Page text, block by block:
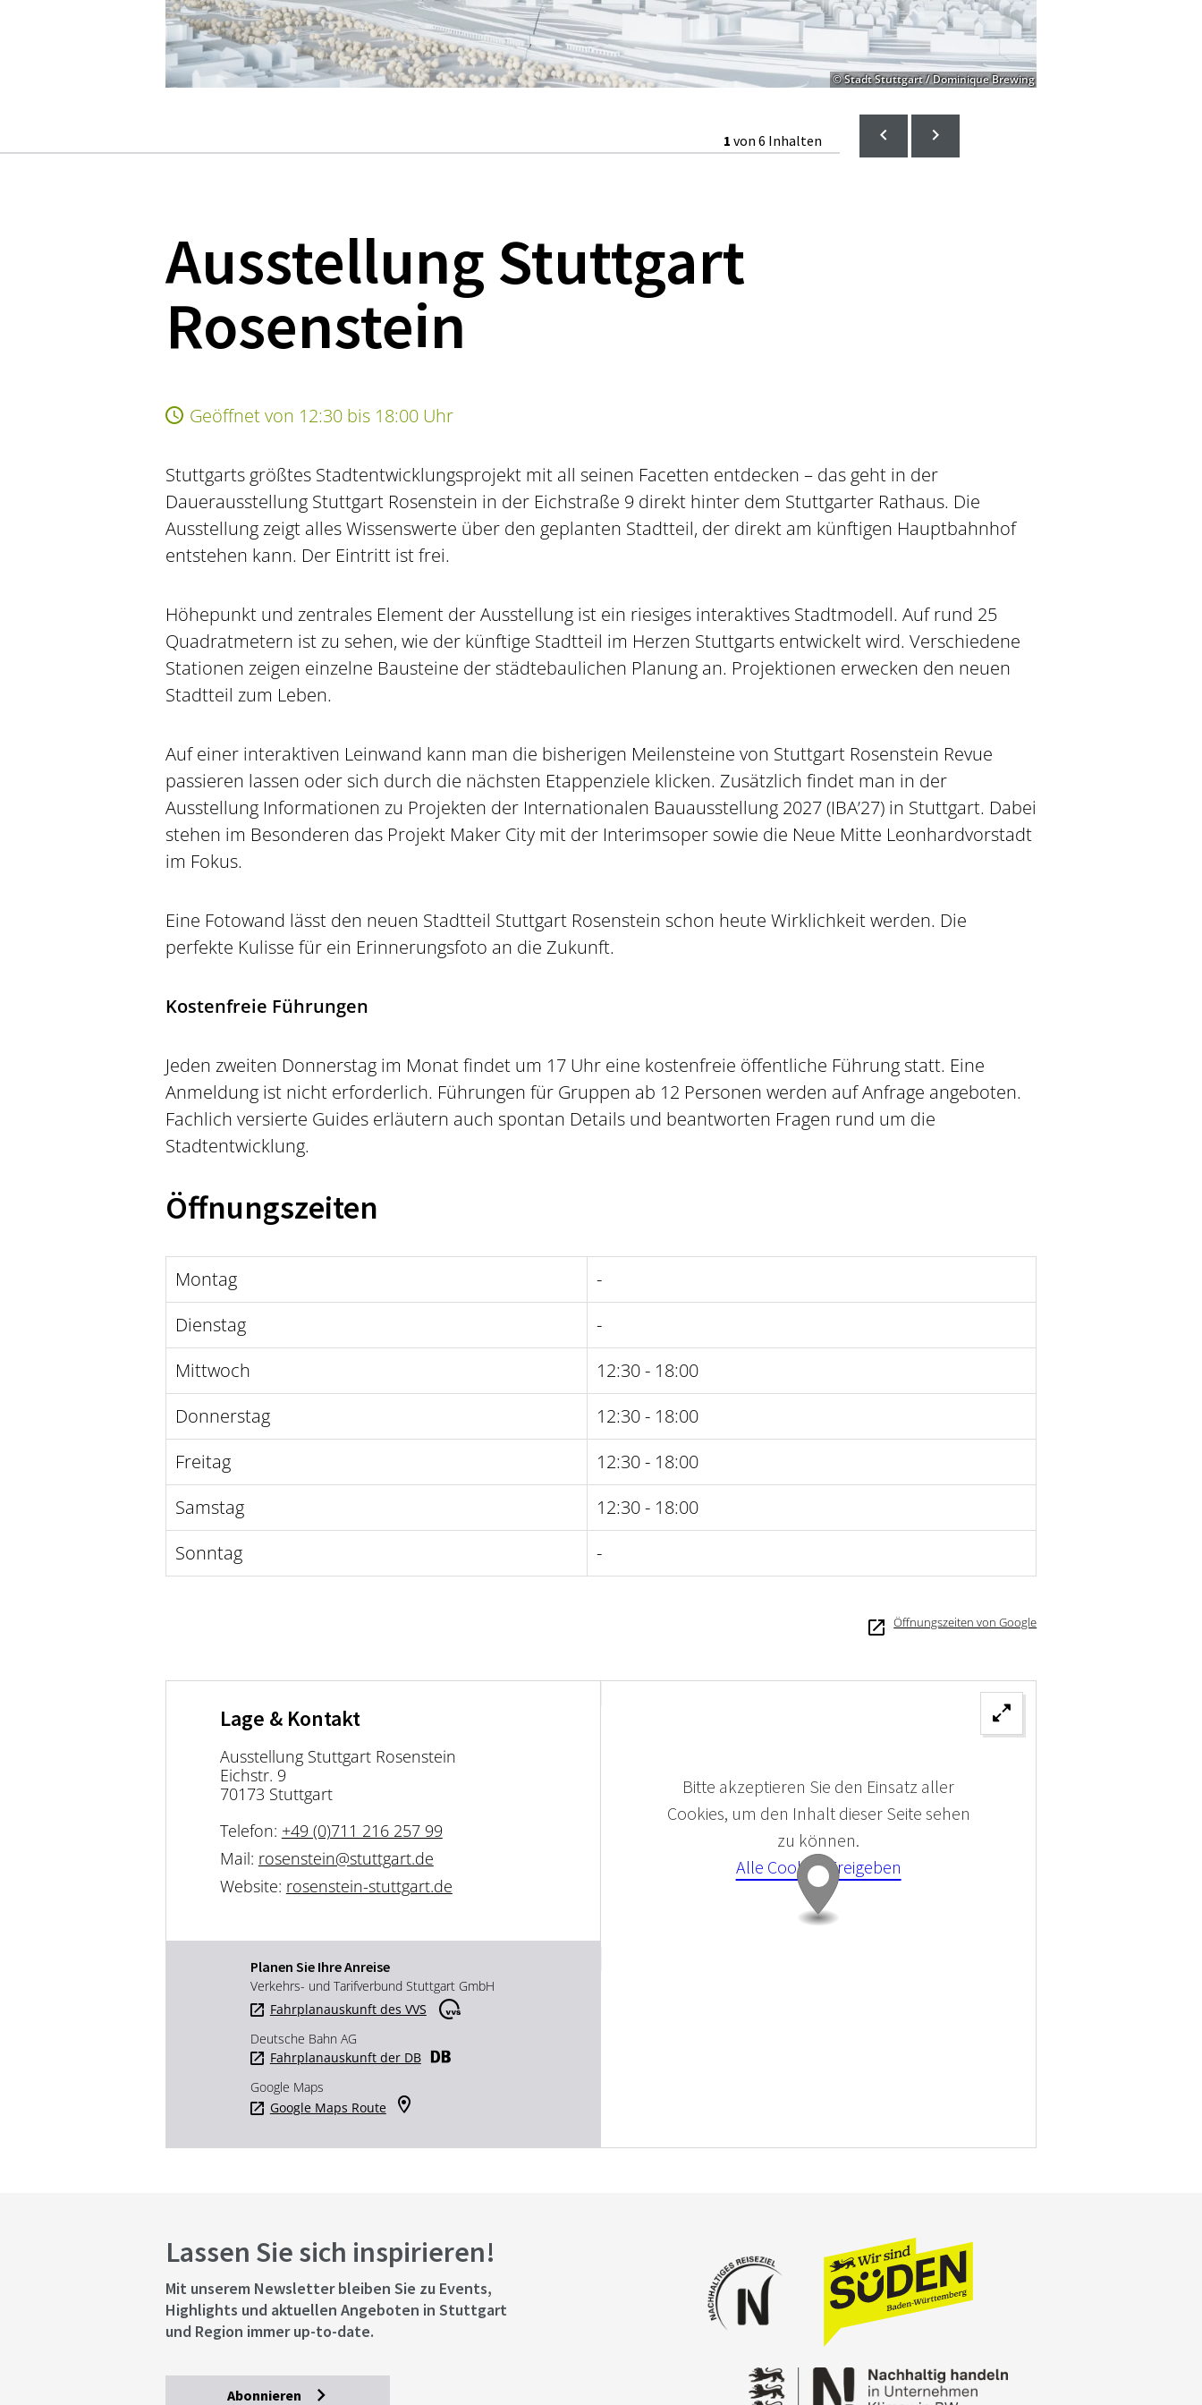
© Stadt Stuttgart / Dominique Brewing
1 von 6 Inhalten
Ausstellung Stuttgart
Rosenstein
Geöffnet von 12:30 bis 18:00 Uhr
Stuttgarts größtes Stadtentwicklungsprojekt mit all seinen Facetten entdecken – das geht in der
Dauerausstellung Stuttgart Rosenstein in der Eichstraße 9 direkt hinter dem Stuttgarter Rathaus. Die
Ausstellung zeigt alles Wissenswerte über den geplanten Stadtteil, der direkt am künftigen Hauptbahnhof
entstehen kann. Der Eintritt ist frei.
Höhepunkt und zentrales Element der Ausstellung ist ein riesiges interaktives Stadtmodell. Auf rund 25
Quadratmetern ist zu sehen, wie der künftige Stadtteil im Herzen Stuttgarts entwickelt wird. Verschiedene
Stationen zeigen einzelne Bausteine der städtebaulichen Planung an. Projektionen erwecken den neuen
Stadtteil zum Leben.
Auf einer interaktiven Leinwand kann man die bisherigen Meilensteine von Stuttgart Rosenstein Revue
passieren lassen oder sich durch die nächsten Etappenziele klicken. Zusätzlich findet man in der
Ausstellung Informationen zu Projekten der Internationalen Bauausstellung 2027 (IBA’27) in Stuttgart. Dabei
stehen im Besonderen das Projekt Maker City mit der Interimsoper sowie die Neue Mitte Leonhardvorstadt
im Fokus.
Eine Fotowand lässt den neuen Stadtteil Stuttgart Rosenstein schon heute Wirklichkeit werden. Die
perfekte Kulisse für ein Erinnerungsfoto an die Zukunft.
Kostenfreie Führungen
Jeden zweiten Donnerstag im Monat findet um 17 Uhr eine kostenfreie öffentliche Führung statt. Eine
Anmeldung ist nicht erforderlich. Führungen für Gruppen ab 12 Personen werden auf Anfrage angeboten.
Fachlich versierte Guides erläutern auch spontan Details und beantworten Fragen rund um die
Stadtentwicklung.
Öffnungszeiten
Montag
-
Dienstag
-
Mittwoch
12:30 - 18:00
Donnerstag
12:30 - 18:00
Freitag
12:30 - 18:00
Samstag
12:30 - 18:00
Sonntag
-
Öffnungszeiten von Google
Lage & Kontakt
Ausstellung Stuttgart Rosenstein
Eichstr. 9
70173 Stuttgart
Telefon: +49 (0)711 216 257 99
Mail: rosenstein@stuttgart.de
Website: rosenstein-stuttgart.de
Planen Sie Ihre Anreise
Verkehrs- und Tarifverbund Stuttgart GmbH
Fahrplanauskunft des VVS
Deutsche Bahn AG
Fahrplanauskunft der DB
Google Maps
Google Maps Route
Bitte akzeptieren Sie den Einsatz aller
Cookies, um den Inhalt dieser Seite sehen
zu können.
Alle Cookies Freigeben
Lassen Sie sich inspirieren!
Mit unserem Newsletter bleiben Sie zu Events,
Highlights und aktuellen Angeboten in Stuttgart
und Region immer up-to-date.
Abonnieren